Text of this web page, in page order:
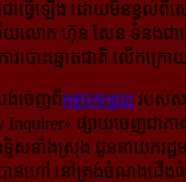
ាធ្វើឡើង ដោយមិនខ្វល់ពីស
ហើយលោក ហ៊ុន សែន ទំនងជ
ារបោះឆ្នោតជាតិ លើកក្រោ
រង់​ចេញពី​អត្ថបទមួយ របស់ស
Inquirer» ផ្សាយចេញជាភ
សទាំងស្រុង ជូននាយករដ្ឋម
នហៅ នៅត្រង់ចំណងជើងធំៗ